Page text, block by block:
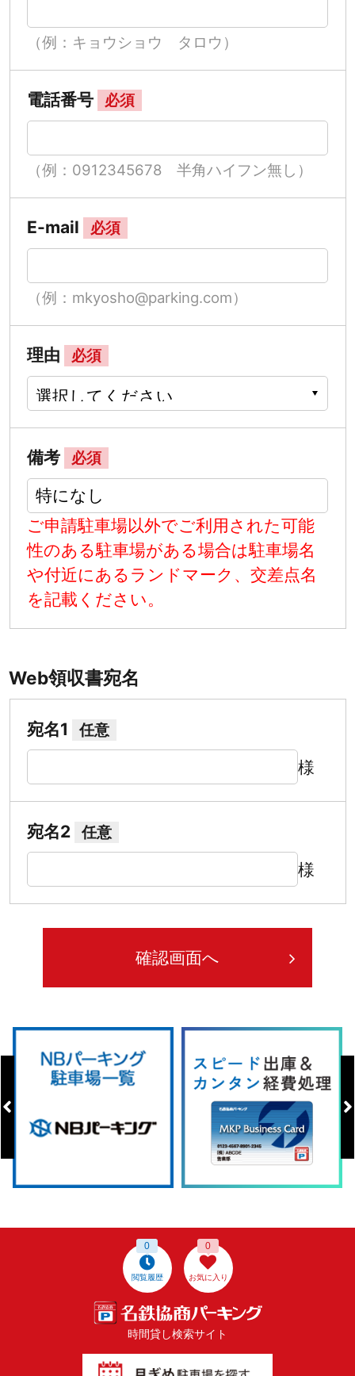
（例：キョウショウ タロウ）
電話番号 必須
（例：0912345678 半角ハイフン無し）
E-mail 必須
（例：mkyosho@parking.com）
理由 必須
備考 必須
ご申請駐車場以外でご利用された可能
性のある駐車場がある場合は駐車場名
や付近にあるランドマーク、交差点名
を記載ください。
Web領収書宛名
宛名1 任意
様
宛名2 任意
様
閲覧履歴
0
お気に入り
0
時間貸し検索サイト